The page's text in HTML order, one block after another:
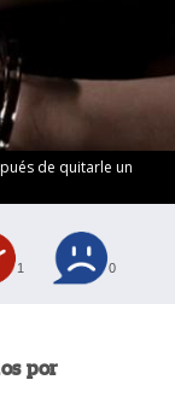
de quitarle un
1 0
por